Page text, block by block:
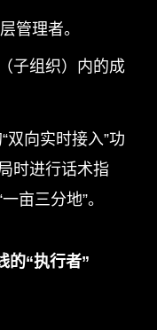
管理者。
子组织）内的成
双向实时接入”功
时进行话术指
亩三分地”。
的“执行者”